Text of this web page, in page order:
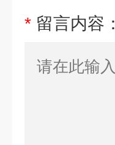
* 留言内容：